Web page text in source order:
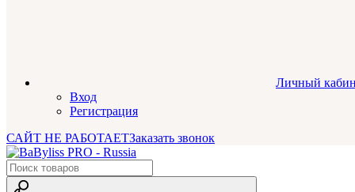
Личный
Вход
Регистрация
САЙТ НЕ РАБОТАЕТЗаказать звонок